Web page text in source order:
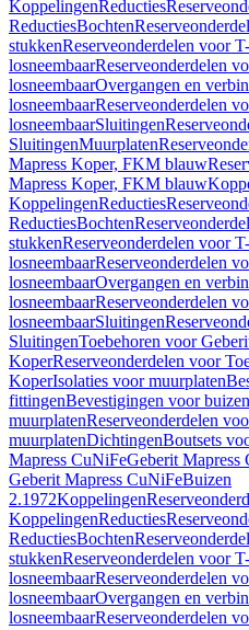
KoppelingenReducties
ReductiesBochten
stukkenReserveonderdelen voor
losneembaarReserveonderdelen
losneembaarOvergangen en
losneembaarReserveonderdelen
losneembaarSluitingen
SluitingenMuurplaten
Mapress Koper, FKM blauw
Mapress Koper, FKM blauw
KoppelingenReducties
ReductiesBochten
stukkenReserveonderdelen voor
losneembaarReserveonderdelen
losneembaarOvergangen en
losneembaarReserveonderdelen
losneembaarSluitingen
SluitingenToebehoren voor
KoperReserveonderdelen voor
KoperIsolaties voor muurplaten
fittingenBevestigingen voor buizen
muurplatenReserveonderdelen
muurplatenDichtingenBoutsets
Mapress CuNiFeGeberit Mapress
Geberit Mapress CuNiFeBuizen
2.1972Koppelingen
KoppelingenReducties
ReductiesBochten
stukkenReserveonderdelen voor
losneembaarReserveonderdelen
losneembaarOvergangen en
losneembaarReserveonderdelen